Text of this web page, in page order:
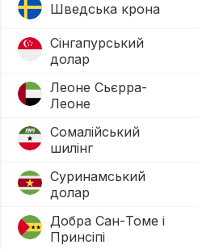
Шведська крона
Сінгапурський
долар
Леоне Сьєрра-
Леоне
Сомалійський
шилінг
Суринамський
долар
Добра Сан-Томе і
Принсіпі